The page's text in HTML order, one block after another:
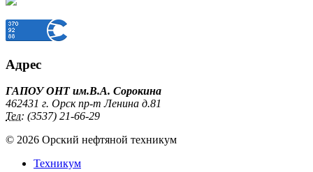
Адрес
ГАПОУ ОНТ им.В.А. Сорокина
462431 г. Орск пр-т Ленина д.81
Тел: (3537) 21-66-29
© 2026 Орский нефтяной техникум
Техникум